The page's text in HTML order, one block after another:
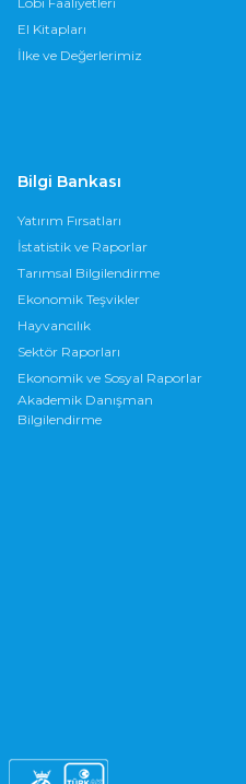
El Kitapları
İlke ve Değerlerimiz
Bilgi Bankası
Yatırım Fırsatları
İstatistik ve Raporlar
Tarımsal Bilgilendirme
Ekonomik Teşvikler
Hayvancılık
Sektör Raporları
Ekonomik ve Sosyal Raporlar
Akademik Danışman
Bilgilendirme